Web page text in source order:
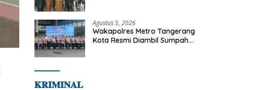
Agustus 5, 2026
Wakapolres Metro Tangerang
Kota Resmi Diambil Sumpah
𝐊𝐑𝐈𝐌𝐈𝐍𝐀𝐋